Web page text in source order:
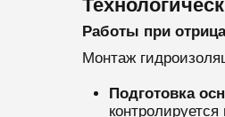
Работы при
Монтаж
Подготовка